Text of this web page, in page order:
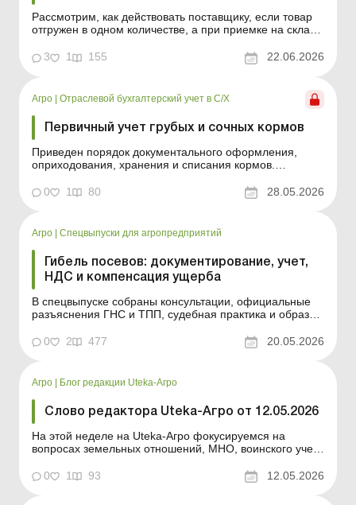
Рассмотрим, как действовать поставщику, если товар
отгружен в одном количестве, а при приемке на складе
Практическая ситуация Предприятие 02.06.2026
отгрузило покупателю продукцию в количестве 155 000
нак...
3 1 155 22.06.2026
Агро | Отраслевой бухгалтерский учет в С/Х
Первичный учет грубых и сочных кормов
Приведен порядок документального оформления,
оприходования, хранения и списания кормов.
документального оформления, поскольку учет таких
операций связан не только с производством, но и с
списанием кормов. При этом с...
0 1 80 28.05.2026
Агро | Спецвыпуски для агропредприятий
Гибель посевов: документирование, учет,
НДС и компенсация ущерба
В спецвыпуске собраны консультации, официальные
разъяснения ГНС и ТПП, судебная практика и образцы
правильно оформить гибель посевов, минимизировать
налоговые риски и обосновать понесенные расходы.
оккупации терр...
0 2 477 20.05.2026
Агро Блог редакции Uteka-Агро
Слово редактора Uteka-Агро от 12.05.2026
На этой неделе на Uteka-Агро фокусируемся на
вопросах земельных отношений, МНО, воинского учета
больше всего вопросов у агропредприятий. Разбираем
практические ситуации, новые позиции Минфина и
0 1 93 12.05.2026